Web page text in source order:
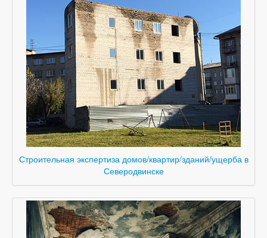
Строительная экспертиза домов/квартир/зданий/ущерба в
Северодвинске